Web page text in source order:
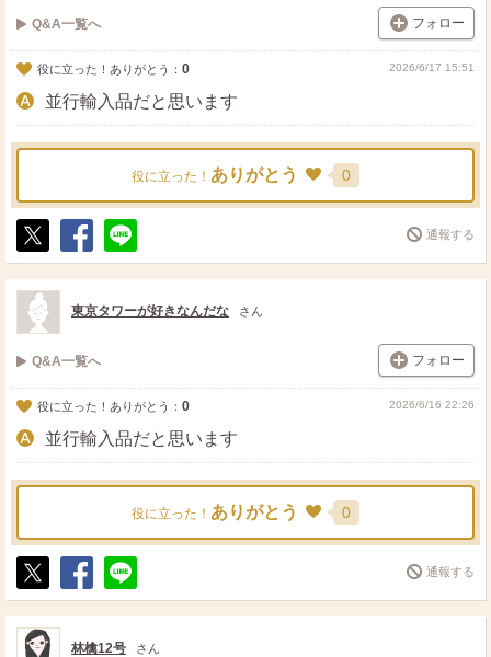
Q&A一覧へ フォロー
役に立った！ありがとう： 0 2026/6/17 15:51
並行輸入品だと思います
役に立った！ ありがとう 0
ポ
ス
ト
シ
ェ
送
る
通報する
東京タワーが好きなんだな さん
Q&A一覧へ フォロー
役に立った！ありがとう： 0 2026/6/16 22:26
並行輸入品だと思います
役に立った！ ありがとう 0
ポ
ス
ト
シ
ェ
送
る
通報する
林檎12号 さん